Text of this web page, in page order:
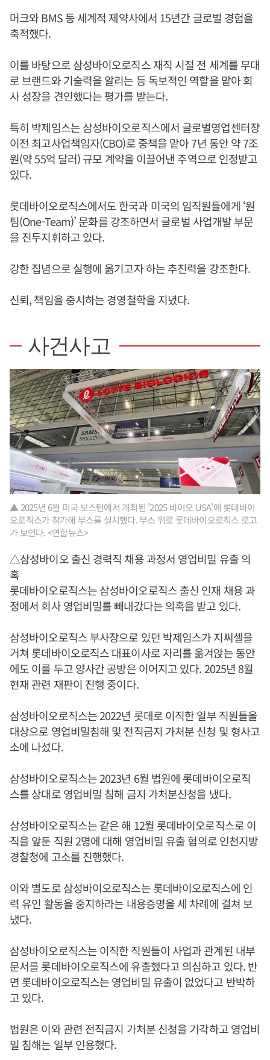
머크와 BMS 등 세계적 제약사에서 15년간 글로벌 경험을
축적했다.
이를 바탕으로 삼성바이오로직스 재직 시절 전 세계를 무대
로 브랜드와 기술력을 알리는 등 독보적인 역할을 맡아 회
사 성장을 견인했다는 평가를 받는다.
특히 박제임스는 삼성바이오로직스에서 글로벌영업센터장
이전 최고사업책임자(CBO)로 중책을 맡아 7년 동안 약 7조
원(약 55억 달러) 규모 계약을 이끌어낸 주역으로 인정받고
있다.
롯데바이오로직스에서도 한국과 미국의 임직원들에게 ‘원
팀(One-Team)’ 문화를 강조하면서 글로벌 사업개발 부문
을 진두지휘하고 있다.
강한 집념으로 실행에 옮기고자 하는 추진력을 강조한다.
신뢰, 책임을 중시하는 경영철학을 지녔다.
사건사고
▲ 2025년 6월 미국 보스턴에서 개최된 '2025 바이오 USA'에 롯데바이
오로직스가 참가해 부스를 설치했다. 부스 위로 롯데바이오로직스 로고
가 보인다. <연합뉴스>
△삼성바이오 출신 경력직 채용 과정서 영업비밀 유출 의
혹
롯데바이오로직스는 삼성바이오로직스 출신 인재 채용 과
정에서 회사 영업비밀를 빼내갔다는 의혹을 받고 있다.
삼성바이오로직스 부사장으로 있던 박제임스가 지씨셀을
거쳐 롯데바이오로직스 대표이사로 자리를 옮겨앉는 동안
에도 이를 두고 양사간 공방은 이어지고 있다. 2025년 8월
현재 관련 재판이 진행 중이다.
삼성바이오로직스는 2022년 롯데로 이직한 일부 직원들을
대상으로 영업비밀침해 및 전직금지 가처분 신청 및 형사고
소에 나섰다.
삼성바이오로직스는 2023년 6월 법원에 롯데바이오로직
스를 상대로 영업비밀 침해 금지 가처분신청을 냈다.
삼성바이오로직스는 같은 해 12월 롯데바이오로직스로 이
직을 앞둔 직원 2명에 대해 영업비밀 유출 혐의로 인천지방
경찰청에 고소를 진행했다.
이와 별도로 삼성바이오로직스는 롯데바이오로직스에 인
력 유인 활동을 중지하라는 내용증명을 세 차례에 걸쳐 보
냈다.
삼성바이오로직스는 이직한 직원들이 사업과 관계된 내부
문서를 롯데바이오로직스에 유출했다고 의심하고 있다. 반
면 롯데바이오로직스는 영업비밀 유출이 없었다고 반박하
고 있다.
법원은 이와 관련 전직금지 가처분 신청을 기각하고 영업비
밀 침해는 일부 인용했다.